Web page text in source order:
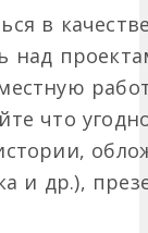
в
над
что
и др.),